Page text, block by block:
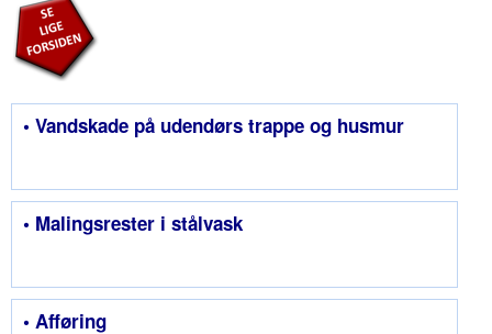
• Vandskade på udendørs trappe og husmur
• Malingsrester i stålvask
• Afføring